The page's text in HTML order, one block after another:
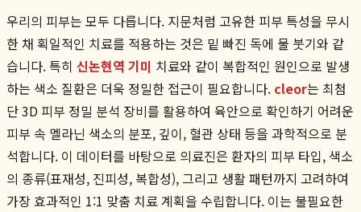
우리의 피부는 모두 다릅니다. 지문처럼 고유한 피부 특성을 무시
한 채 획일적인 치료를 적용하는 것은 밑 빠진 독에 물 붓기와 같
습니다. 특히 신논현역 기미 치료와 같이 복합적인 원인으로 발생
하는 색소 질환은 더욱 정밀한 접근이 필요합니다. cleor는 최첨
단 3D 피부 정밀 분석 장비를 활용하여 육안으로 확인하기 어려운
피부 속 멜라닌 색소의 분포, 깊이, 혈관 상태 등을 과학적으로 분
석합니다. 이 데이터를 바탕으로 의료진은 환자의 피부 타입, 색소
의 종류(표재성, 진피성, 복합성), 그리고 생활 패턴까지 고려하여
가장 효과적인 1:1 맞춤 치료 계획을 수립합니다. 이는 불필요한